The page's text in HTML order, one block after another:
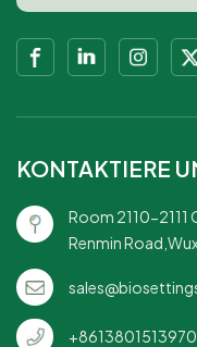
KONTAKTIERE
Room 2110-2111
Renmin
+8613801513970